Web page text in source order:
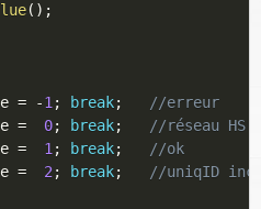
( ) ;
= -1; break;
//erreur
= 0; break;
//réseau HS
= 1; break;
//ok
= 2; break;
//uniqID